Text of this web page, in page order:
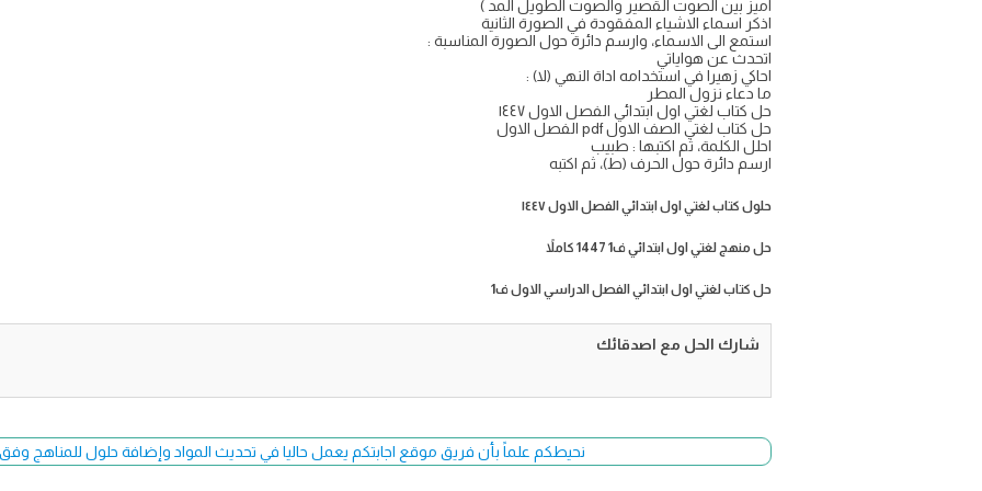
اميز بين الصوت القصير والصوت الطويل المد )
اذكر اسماء الاشياء المفقودة في الصورة الثانية
استمع الى الاسماء، وارسم دائرة حول الصورة المناسبة :
اتحدث عن هواياتي
احاكي زهيرا في استخدامه اداة النهي (لا) :
ما دعاء نزول المطر
حل كتاب لغتي اول ابتدائي الفصل الاول ١٤٤٧
حل كتاب لغتي الصف الاول pdf الفصل الاول
احلل الكلمة، ثم اكتبها : طبيب
ارسم دائرة حول الحرف (ط)، ثم اكتبه
حلول كتاب لغتي اول ابتدائي الفصل الاول ١٤٤٧
حل منهج لغتي اول ابتدائي ف1 1447 كاملاً
حل كتاب لغتي اول ابتدائي الفصل الدراسي الاول ف1
شارك الحل مع اصدقائك
نحيطكم علماً بأن فريق موقع اجابتكم يعمل حاليا في تحديث المواد وإضافة حلول للمناهج وفق طبعة